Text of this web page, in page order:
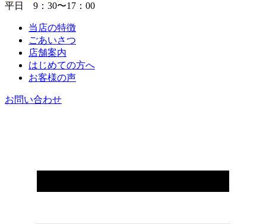
平日 9：30〜17：00
当店の特徴
ごあいさつ
店舗案内
はじめての方へ
お客様の声
お問い合わせ